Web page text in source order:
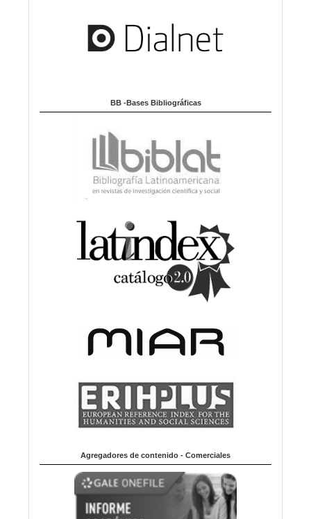
BB -Bases Bibliográficas
Agregadores de contenido - Comerciales